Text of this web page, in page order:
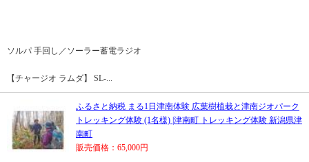
ソルパ 手回し／ソーラー蓄電ラジオ
【チャージオ ラムダ】 SL-...
ふるさと納税 まる1日津南体験 広葉樹植栽と津南ジオパーク
トレッキング体験 (1名様) |津南町 トレッキング体験 新潟県津
南町
販売価格：65,000円